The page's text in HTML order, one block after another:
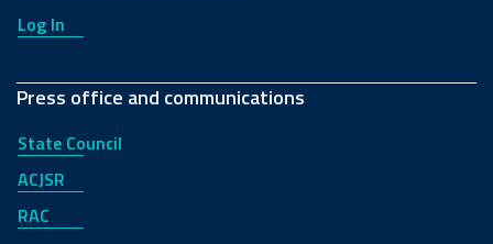
Log In
Press office and communications
State Council
ACJSR
RAC